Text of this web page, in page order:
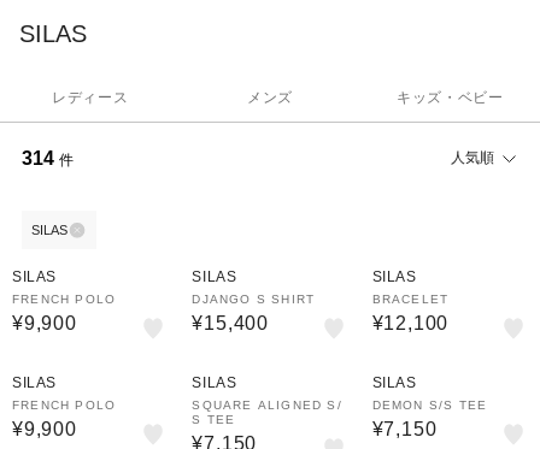
SILAS
レディース メンズ キッズ・ベビー
314 件 人気順
SILAS
SILAS
FRENCH POLO
¥9,900
SILAS
DJANGO S SHIRT
¥15,400
SILAS
BRACELET
¥12,100
SILAS
FRENCH POLO
¥9,900
SILAS
SQUARE ALIGNED S/
S TEE
¥7,150
SILAS
DEMON S/S TEE
¥7,150